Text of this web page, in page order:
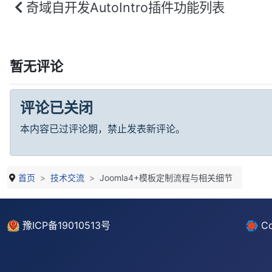
前篇文章：奇域自开发AutoIntro插件功能列
奇域自开发AutoIntro插件功能列表
暂无评论
评论已关闭
本内容已过评论期，禁止发表新评论。
首页 技术交流 Joomla4+模板定制流程与相关细节
豫ICP备19010513号